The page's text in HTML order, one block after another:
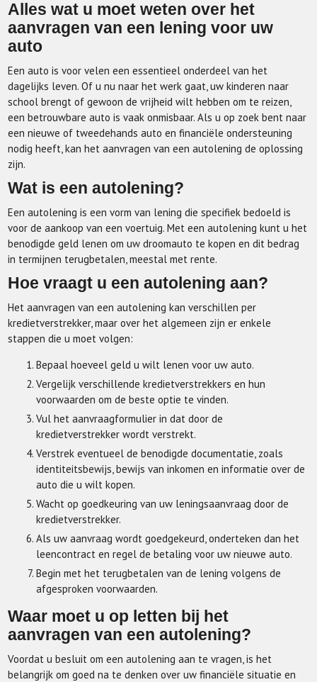
Alles wat u moet weten over het
aanvragen van een lening voor uw
auto
Een auto is voor velen een essentieel onderdeel van het
dagelijks leven. Of u nu naar het werk gaat, uw kinderen naar
school brengt of gewoon de vrijheid wilt hebben om te reizen,
een betrouwbare auto is vaak onmisbaar. Als u op zoek bent naar
een nieuwe of tweedehands auto en financiële ondersteuning
nodig heeft, kan het aanvragen van een autolening de oplossing
zijn.
Wat is een autolening?
Een autolening is een vorm van lening die specifiek bedoeld is
voor de aankoop van een voertuig. Met een autolening kunt u het
benodigde geld lenen om uw droomauto te kopen en dit bedrag
in termijnen terugbetalen, meestal met rente.
Hoe vraagt u een autolening aan?
Het aanvragen van een autolening kan verschillen per
kredietverstrekker, maar over het algemeen zijn er enkele
stappen die u moet volgen:
Bepaal hoeveel geld u wilt lenen voor uw auto.
Vergelijk verschillende kredietverstrekkers en hun
voorwaarden om de beste optie te vinden.
Vul het aanvraagformulier in dat door de
kredietverstrekker wordt verstrekt.
Verstrek eventueel de benodigde documentatie, zoals
identiteitsbewijs, bewijs van inkomen en informatie over de
auto die u wilt kopen.
Wacht op goedkeuring van uw leningsaanvraag door de
kredietverstrekker.
Als uw aanvraag wordt goedgekeurd, onderteken dan het
leencontract en regel de betaling voor uw nieuwe auto.
Begin met het terugbetalen van de lening volgens de
afgesproken voorwaarden.
Waar moet u op letten bij het
aanvragen van een autolening?
Voordat u besluit om een autolening aan te vragen, is het
belangrijk om goed na te denken over uw financiële situatie en